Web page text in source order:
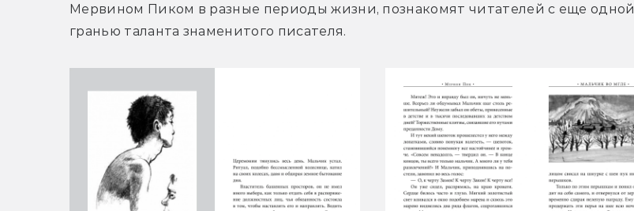
Мервином Пиком в разные периоды жизни, познакомят читателей с еще одной
гранью таланта знаменитого писателя.